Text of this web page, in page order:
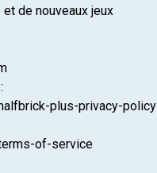
de nouveaux jeux
plus-privacy-policy
of-service